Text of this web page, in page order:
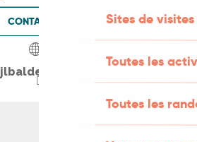
Sites de visites
Toutes les
Toutes les
CONTACTEZ-NOUS
jlbaldes.com